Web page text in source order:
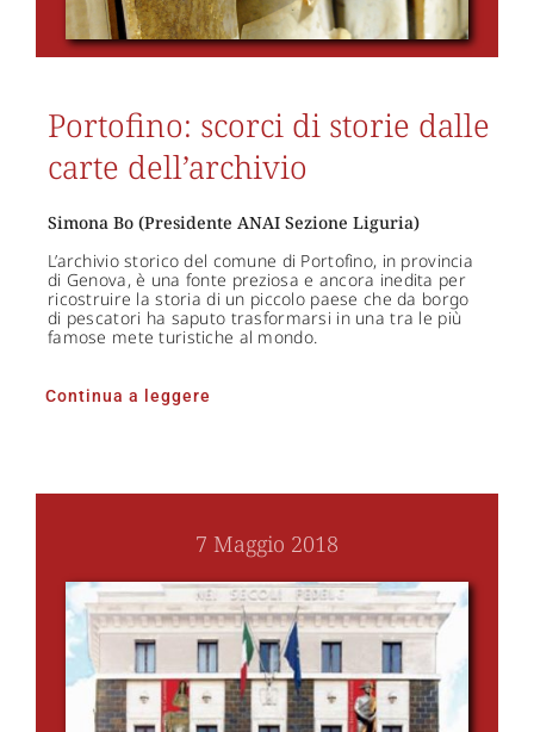
Portofino: scorci di storie dalle
carte dell’archivio
Simona Bo (Presidente ANAI Sezione Liguria)
L’archivio storico del comune di Portofino, in provincia
di Genova, è una fonte preziosa e ancora inedita per
ricostruire la storia di un piccolo paese che da borgo
di pescatori ha saputo trasformarsi in una tra le più
famose mete turistiche al mondo.
Continua a leggere
7 Maggio 2018